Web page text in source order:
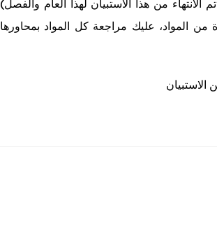
من هذا الاستبيان لهذا العام والفصل)
المواد، عليك مراجعة كل المواد بمحاورها